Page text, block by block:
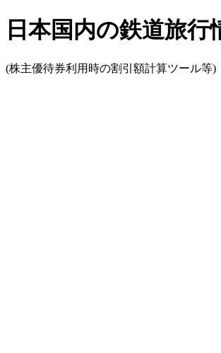
日本国内の鉄道旅行
(株主優待券利用時の割引額計算ツール等)